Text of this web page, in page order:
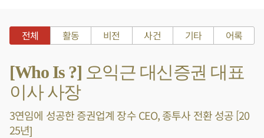
전체 활동 비전 사건 기타 어록
[Who Is ?] 오익근 대신증권 대표
이사 사장
3연임에 성공한 증권업계 장수 CEO, 종투사 전환 성공 [20
25년]